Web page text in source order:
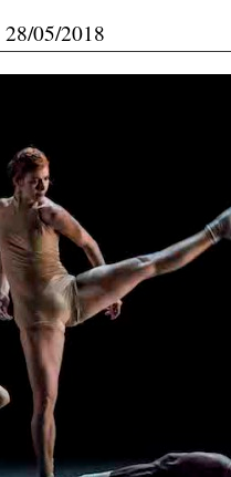
28/05/2018